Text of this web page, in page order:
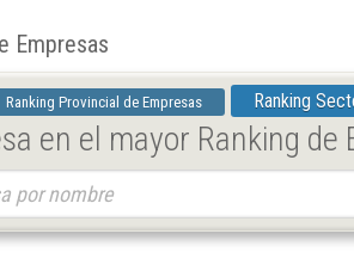
Empresas
Ranking Provincial de Empresas Ranking
en el mayor Ranking de